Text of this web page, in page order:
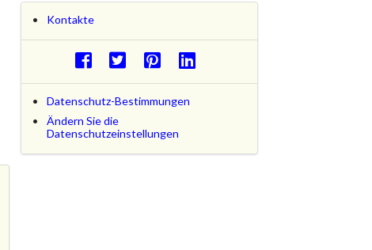
Kontakte
Datenschutz-Bestimmungen
Ändern Sie die
Datenschutzeinstellungen